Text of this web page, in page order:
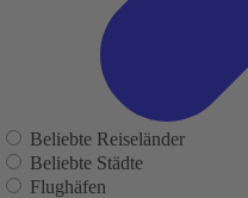
Beliebte Reiseländer
Beliebte Städte
Flughäfen